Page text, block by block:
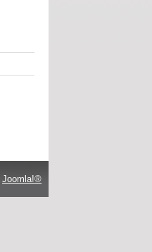
Joomla!®